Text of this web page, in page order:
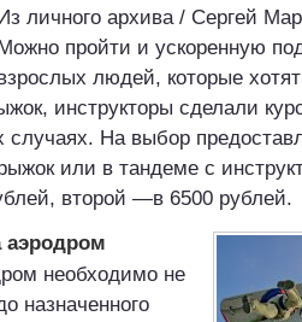
личного архива / Сергей
пройти и ускоренную
людей, которые
инструкторы сделали
случаях. На выбор
или в тандеме с
второй —в 6500 рублей.
аэродром
необходимо не
назначенного